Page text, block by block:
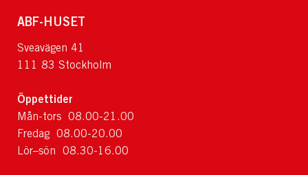
ABF-HUSET
Sveavägen 41
111 83 Stockholm
Öppettider
Mån-tors 08.00-21.00
Fredag 08.00-20.00
Lör–sön 08.30-16.00